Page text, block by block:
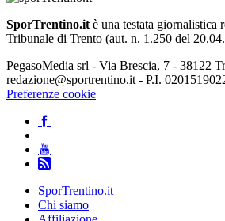
SporTrentino.it è una testata giornalistica
Tribunale di Trento (aut. n. 1.250 del
PegasoMedia srl - Via Brescia, 7 - 38122
redazione@sportrentino.it - P.I.
Preferenze cookie
SporTrentino.it
Chi siamo